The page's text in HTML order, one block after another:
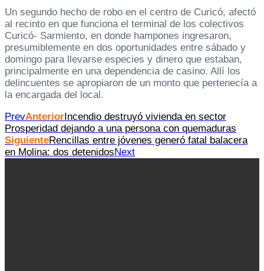
Un segundo hecho de robo en el centro de Curicó, afectó
al recinto en que funciona el terminal de los colectivos
Curicó- Sarmiento, en donde hampones ingresaron,
presumiblemente en dos oportunidades entre sábado y
domingo para llevarse especies y dinero que estaban,
principalmente en una dependencia de casino. Allí los
delincuentes se apropiaron de un monto que pertenecía a
la encargada del local.
PrevAnteriorIncendio destruyó vivienda en sector
Prosperidad dejando a una persona con quemaduras
SiguienteRencillas entre jóvenes generó fatal balacera
en Molina: dos detenidosNext